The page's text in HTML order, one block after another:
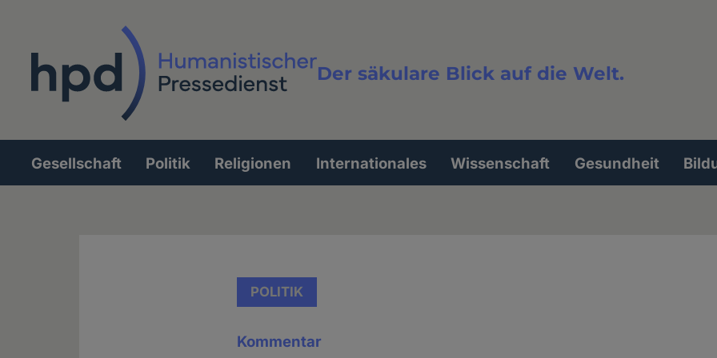
Der säkulare Blick auf die Welt.
Volltextsuche
Hauptnavigation
Gesellschaft Politik Religionen Internationales Wissenschaft Gesundheit
POLITIK
Kommentar